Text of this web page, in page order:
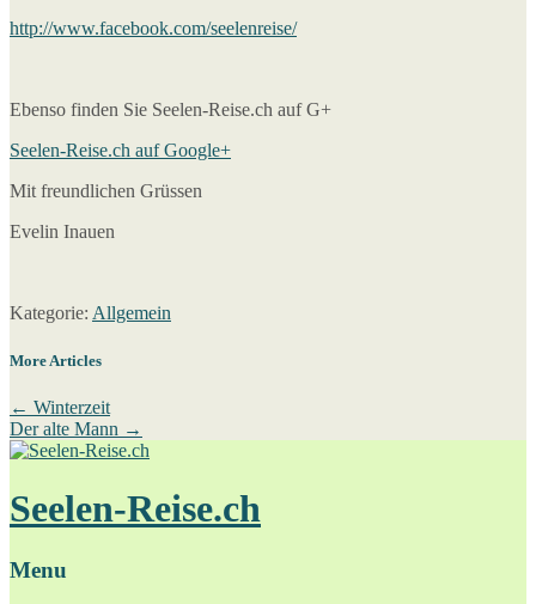
http://www.facebook.com/seelenreise/
Ebenso finden Sie Seelen-Reise.ch auf G+
Seelen-Reise.ch auf Google+
Mit freundlichen Grüssen
Evelin Inauen
Kategorie: Allgemein
More Articles
← Winterzeit
Der alte Mann →
Seelen-Reise.ch
Menu